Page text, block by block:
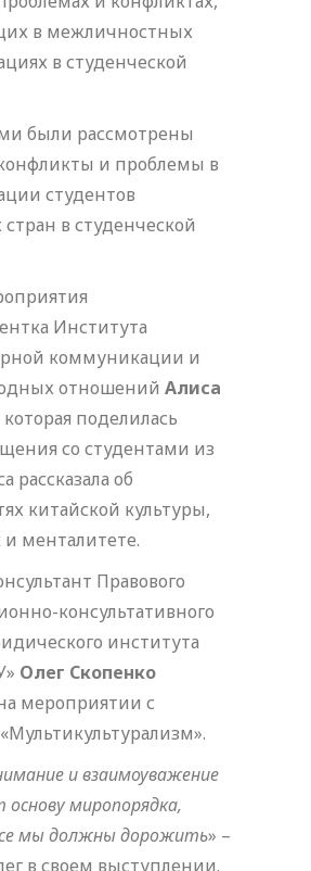
в межличностных
в студенческой
были рассмотрены
и проблемы в
студентов
в студенческой
Института
коммуникации и
отношений Алиса
которая поделилась
со студентами из
рассказала об
китайской культуры,
менталитете.
Правового
консультативного
института
Олег Скопенко
мероприятии с
и взаимоуважение
основу миропорядка,
мы должны дорожить» –
в своем выступлении.